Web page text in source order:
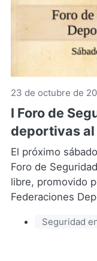
23 de octubre de
I Foro de
deportivas al
El próximo
Foro de
libre, promovido
Federaciones
Seguridad